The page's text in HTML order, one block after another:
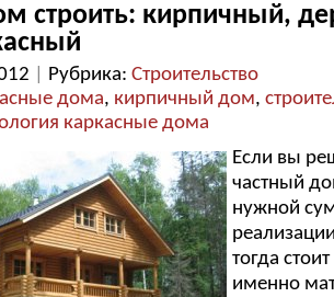
строить: кирпичный,
Рубрика: Строительство
дома, кирпичный дом,
каркасные дома
Если вы
частный
нужной
тогда
именно